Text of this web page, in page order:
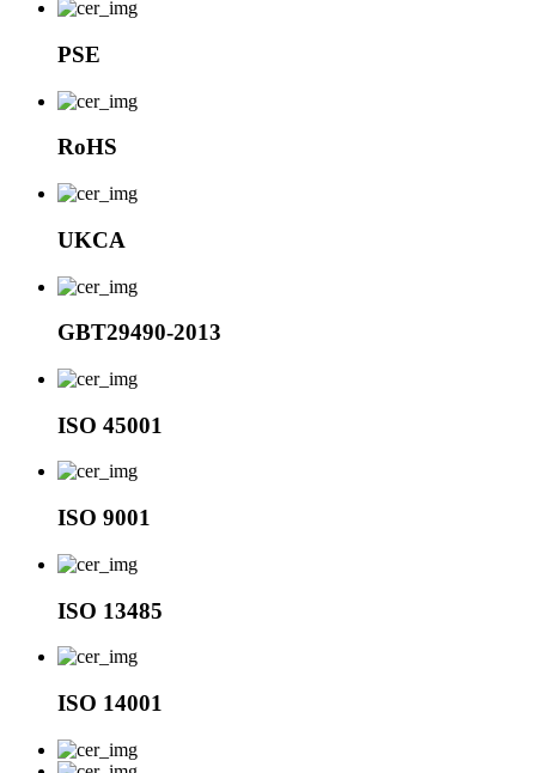
PSE
RoHS
UKCA
GBT29490-2013
ISO 45001
ISO 9001
ISO 13485
ISO 14001